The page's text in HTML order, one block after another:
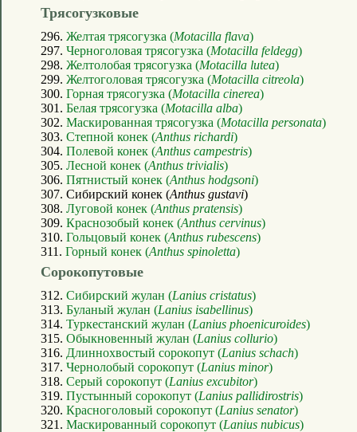
Трясогузковые
296. Желтая трясогузка (Motacilla flava)
297. Черноголовая трясогузка (Motacilla feldegg)
298. Желтолобая трясогузка (Motacilla lutea)
299. Желтоголовая трясогузка (Motacilla citreola)
300. Горная трясогузка (Motacilla cinerea)
301. Белая трясогузка (Motacilla alba)
302. Маскированная трясогузка (Motacilla personata)
303. Степной конек (Anthus richardi)
304. Полевой конек (Anthus campestris)
305. Лесной конек (Anthus trivialis)
306. Пятнистый конек (Anthus hodgsoni)
307. Сибирский конек (Anthus gustavi)
308. Луговой конек (Anthus pratensis)
309. Краснозобый конек (Anthus cervinus)
310. Гольцовый конек (Anthus rubescens)
311. Горный конек (Anthus spinoletta)
Сорокопутовые
312. Сибирский жулан (Lanius cristatus)
313. Буланый жулан (Lanius isabellinus)
314. Туркестанский жулан (Lanius phoenicuroides)
315. Обыкновенный жулан (Lanius collurio)
316. Длиннохвостый сорокопут (Lanius schach)
317. Чернолобый сорокопут (Lanius minor)
318. Серый сорокопут (Lanius excubitor)
319. Пустынный сорокопут (Lanius pallidirostris)
320. Красноголовый сорокопут (Lanius senator)
321. Маскированный сорокопут (Lanius nubicus)